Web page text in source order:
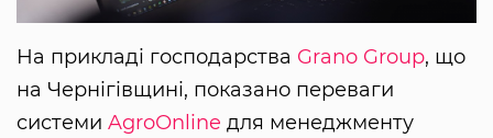
На прикладі господарства Grano Group, що
на Чернігівщині, показано переваги
системи AgroОnline для менеджменту